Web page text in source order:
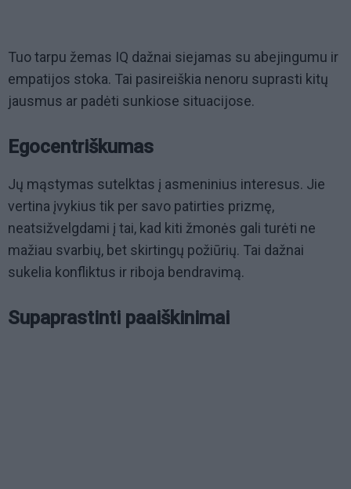
Tuo tarpu žemas IQ dažnai siejamas su abejingumu ir
empatijos stoka. Tai pasireiškia nenoru suprasti kitų
jausmus ar padėti sunkiose situacijose.
Egocentriškumas
Jų mąstymas sutelktas į asmeninius interesus. Jie
vertina įvykius tik per savo patirties prizmę,
neatsižvelgdami į tai, kad kiti žmonės gali turėti ne
mažiau svarbių, bet skirtingų požiūrių. Tai dažnai
sukelia konfliktus ir riboja bendravimą.
Supaprastinti paaiškinimai